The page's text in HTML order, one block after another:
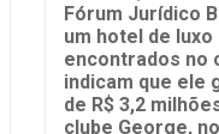
Fórum Jurídico
um hotel de
encontrados no
indicam que ele
de R$ 3,2
clube George,